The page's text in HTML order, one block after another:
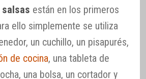
están en los primeros
ello simplemente se utiliza
un cuchillo, un pisapurés,
de cocina, una tableta de
una bolsa, un cortador y